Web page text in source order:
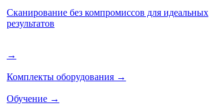
Сканирование без компромиссов для идеальных
результатов
→
Комплекты оборудования →
Обучение →